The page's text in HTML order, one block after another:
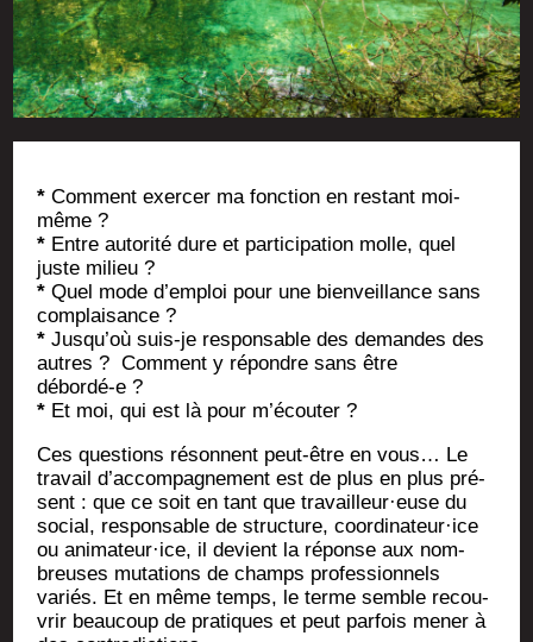
* Com­ment exer­cer ma fonc­tion en res­tant moi-
même ?
* Entre auto­ri­té dure et par­ti­ci­pa­tion molle, quel
juste milieu ?
*Quel mode d’emploi pour une bien­veillance sans
complaisance ?
*Jusqu’où suis-je res­pon­sable des demandes des
autres ? Com­ment y répondre sans être
débordé‑e ?
* Et moi, qui est là pour m’écouter ?
Ces ques­tions résonnent peut-être en vous… Le
tra­vail d’accompagnement est de plus en plus pré­
sent : que ce soit en tant que travailleur·euse du
social, res­pon­sable de struc­ture, coordinateur·ice
ou animateur·ice, il devient la réponse aux nom­
breuses muta­tions de champs pro­fes­sion­nels
variés. Et en même temps, le terme semble recou­
vrir beau­coup de pra­tiques et peut par­fois mener à